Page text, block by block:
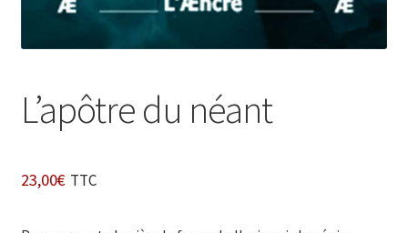
Soutien à Philippe Randa
Suivi de la Commande
L’apôtre du néant
23,00€ TTC